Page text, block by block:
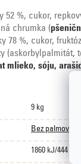
52 %, cukor,
chrumka (
78 %, cukor,
(askorbylpalmitát,
mlieko, sóju,
9 kg
Bez
1860 kJ/444 kcal